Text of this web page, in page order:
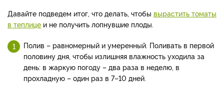
Давайте подведем итог, что делать, чтобы вырастить томаты
в теплице и не получить лопнувшие плоды.
Полив – равномерный и умеренный. Поливать в первой
половину дня, чтобы излишняя влажность уходила за
день: в жаркую погоду – два раза в неделю, в
прохладную – один раз в 7–10 дней.